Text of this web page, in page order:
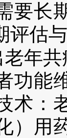
要长
评估
年
功能
术：
）用